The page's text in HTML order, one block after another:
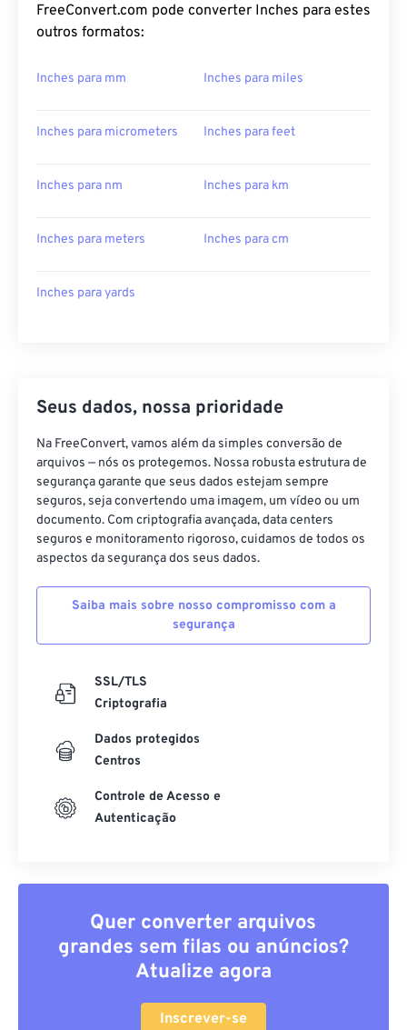
FreeConvert.com pode converter Inches para estes
outros formatos:
Inches para mm Inches para miles
Inches para micrometers Inches para feet
Inches para nm Inches para km
Inches para meters Inches para cm
Inches para yards
Seus dados, nossa prioridade
Na FreeConvert, vamos além da simples conversão de
arquivos — nós os protegemos. Nossa robusta estrutura de
segurança garante que seus dados estejam sempre
seguros, seja convertendo uma imagem, um vídeo ou um
documento. Com criptografia avançada, data centers
seguros e monitoramento rigoroso, cuidamos de todos os
aspectos da segurança dos seus dados.
Saiba mais sobre nosso compromisso com a
segurança
SSL/TLS
Criptografia
Dados protegidos
Centros
Controle de Acesso e
Autenticação
Quer converter arquivos
grandes sem filas ou anúncios?
Atualize agora
Inscrever-se